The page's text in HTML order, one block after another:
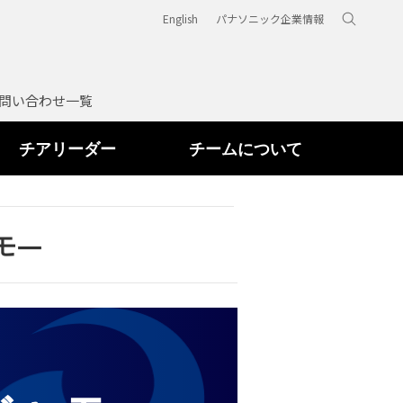
い合わせ一覧
English パナソニック企業情報
チアリーダー チームについて
―